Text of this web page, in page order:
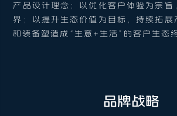
产品设计理念；以优化客户体验为宗旨
界；以提升生态价值为目标，持续拓展
和装备塑造成“生意+生活”的客户生态
品牌战略